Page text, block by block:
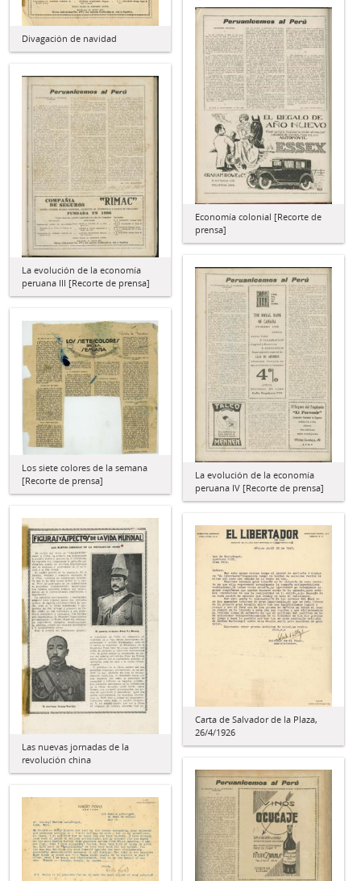
Divagación de navidad
Economía colonial [Recorte de
prensa]
La evolución de la economía
peruana III [Recorte de prensa]
La evolución de la economía
peruana IV [Recorte de prensa]
Los siete colores de la semana
[Recorte de prensa]
Las nuevas jornadas de la
revolución china
Carta de Salvador de la Plaza,
26/4/1926